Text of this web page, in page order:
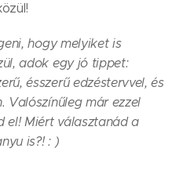
hogy melyiket is
adok egy jó tippet:
ésszerű edzéstervvel, és
Valószínűleg már ezzel
el! Miért választanád a
is?! : )